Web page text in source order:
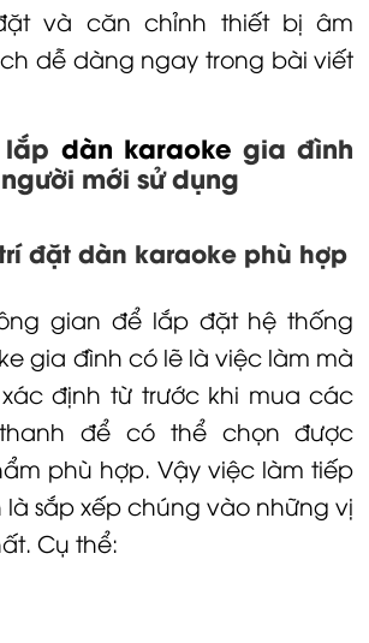
và căn chỉnh thiết bị âm
dễ dàng ngay trong bài viết
dàn karaoke gia đình
mới sử dụng
đặt dàn karaoke phù hợp
gian để lắp đặt hệ thống
gia đình có lẽ là việc làm mà
định từ trước khi mua các
để có thể chọn được
phù hợp. Vậy việc làm tiếp
sắp xếp chúng vào những vị
Cụ thể: